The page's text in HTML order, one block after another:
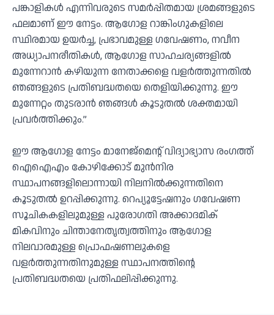
പങ്കാളികൾ എന്നിവരുടെ സമർപ്പിതമായ ശ്രമങ്ങളുടെ
ഫലമാണ് ഈ നേട്ടം. ആഗോള റാങ്കിംഗുകളിലെ
സ്ഥിരമായ ഉയർച്ച, പ്രഭാവമുള്ള ഗവേഷണം, നവീന
അധ്യാപനരീതികൾ, ആഗോള സാഹചര്യങ്ങളിൽ
മുന്നേറാൻ കഴിയുന്ന നേതാക്കളെ വളർത്തുന്നതിൽ
ഞങ്ങളുടെ പ്രതിബദ്ധതയെ തെളിയിക്കുന്നു. ഈ
മുന്നേറ്റം തുടരാൻ ഞങ്ങൾ കൂടുതൽ ശക്തമായി
പ്രവർത്തിക്കും.”
ഈ ആഗോള നേട്ടം മാനേജ്മെന്റ് വിദ്യാഭ്യാസ രംഗത്ത്
ഐഐഎം കോഴിക്കോട് മുൻനിര
സ്ഥാപനങ്ങളിലൊന്നായി നിലനിൽക്കുന്നതിനെ
കൂടുതൽ ഉറപ്പിക്കുന്നു. റെപ്യൂട്ടേഷനും ഗവേഷണ
സൂചികകളിലുമുള്ള പുരോഗതി അക്കാദമിക്
മികവിനും ചിന്താനേതൃത്വത്തിനും ആഗോള
നിലവാരമുള്ള പ്രൊഫഷണലുകളെ
വളർത്തുന്നതിനുമുള്ള സ്ഥാപനത്തിന്റെ
പ്രതിബദ്ധതയെ പ്രതിഫലിപ്പിക്കുന്നു.